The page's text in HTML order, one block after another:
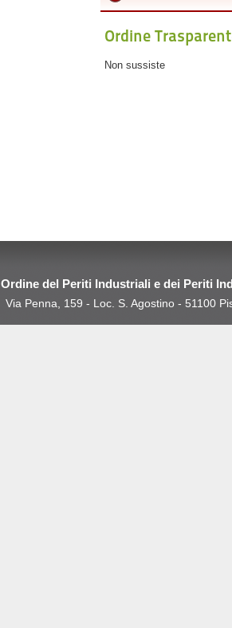
Ordine
Non sussiste
Ordine del Periti Industriali e dei Periti
Via Penna, 159 - Loc. S. Agostino - 51100